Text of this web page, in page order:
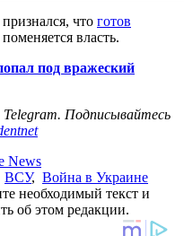
что готов
власть.
под вражеский
Telegram. Подписывайтесь
News
ВСУ, Война в Украине
необходимый текст и
об этом редакции.